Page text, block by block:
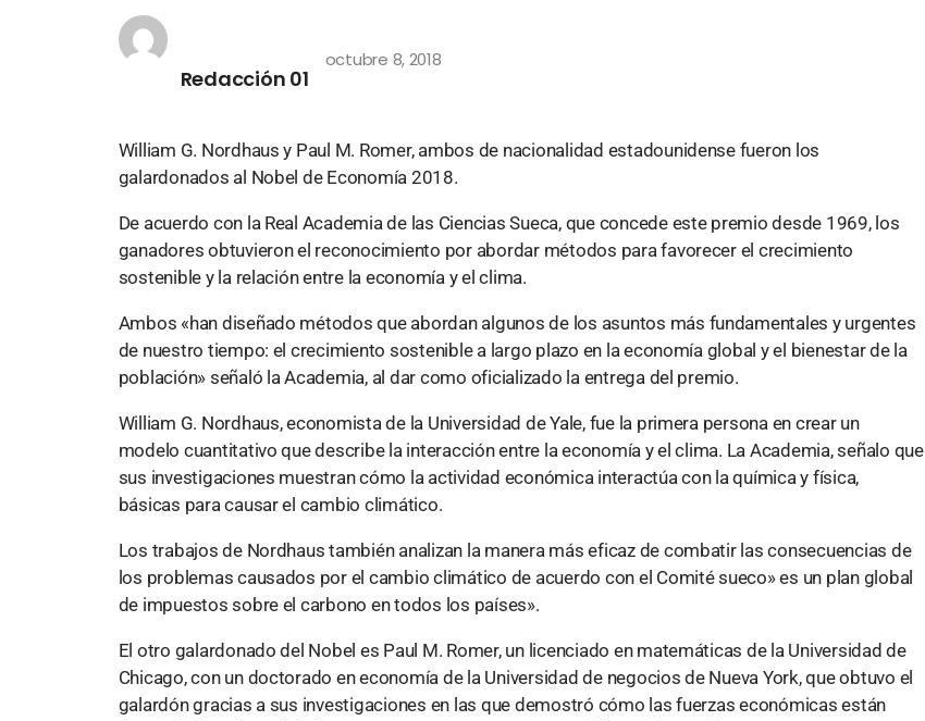
Redacción 01
octubre 8, 2018
William G. Nordhaus y Paul M. Romer, ambos de nacionalidad estadounidense fueron los
galardonados al Nobel de Economía 2018.
De acuerdo con la Real Academia de las Ciencias Sueca, que concede este premio desde 1969, los
ganadores obtuvieron el reconocimiento por abordar métodos para favorecer el crecimiento
sostenible y la relación entre la economía y el clima.
Ambos «han diseñado métodos que abordan algunos de los asuntos más fundamentales y urgentes
de nuestro tiempo: el crecimiento sostenible a largo plazo en la economía global y el bienestar de la
población» señaló la Academia, al dar como oficializado la entrega del premio.
William G. Nordhaus, economista de la Universidad de Yale, fue la primera persona en crear un
modelo cuantitativo que describe la interacción entre la economía y el clima. La Academia, señalo que
sus investigaciones muestran cómo la actividad económica interactúa con la química y física,
básicas para causar el cambio climático.
Los trabajos de Nordhaus también analizan la manera más eficaz de combatir las consecuencias de
los problemas causados por el cambio climático de acuerdo con el Comité sueco» es un plan global
de impuestos sobre el carbono en todos los países».
El otro galardonado del Nobel es Paul M. Romer, un licenciado en matemáticas de la Universidad de
Chicago, con un doctorado en economía de la Universidad de negocios de Nueva York, que obtuvo el
galardón gracias a sus investigaciones en las que demostró cómo las fuerzas económicas están